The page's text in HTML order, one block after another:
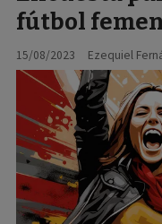
fútbol
Ezequiel
15/08/2023